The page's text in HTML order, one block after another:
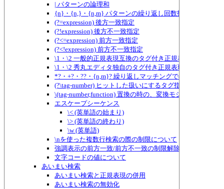
| パターンの論理和
{n}・{n,}・{n,m} パターンの繰り返し回数指定
(?=expression) 後方一致指定
(?!expression) 後方不一致指定
(?<=expression) 前方一致指定
(?<!expression) 前方不一致指定
\1・\2 一般的正規表現互換のタグ付き正規表現
\1・\2 秀丸エディタ独自のタグ付き正規表現
*?・+?・??・{n,m}? 繰り返しマッチングでのものぐさ指定
(?\tag-number) ヒットした扱いにするタグ指定
\(tag-number,function) 置換の時の、変換モジュールによる
エスケープシーケンス
\< (英単語の始まり)
\> (英単語の終わり)
\w (英単語)
\nを使った複数行検索の際の制限について
強調表示の前方一致/前方不一致の制限解除
文字コードの値について
あいまい検索
あいまい検索と正規表現の併用
あいまい検索の無効化